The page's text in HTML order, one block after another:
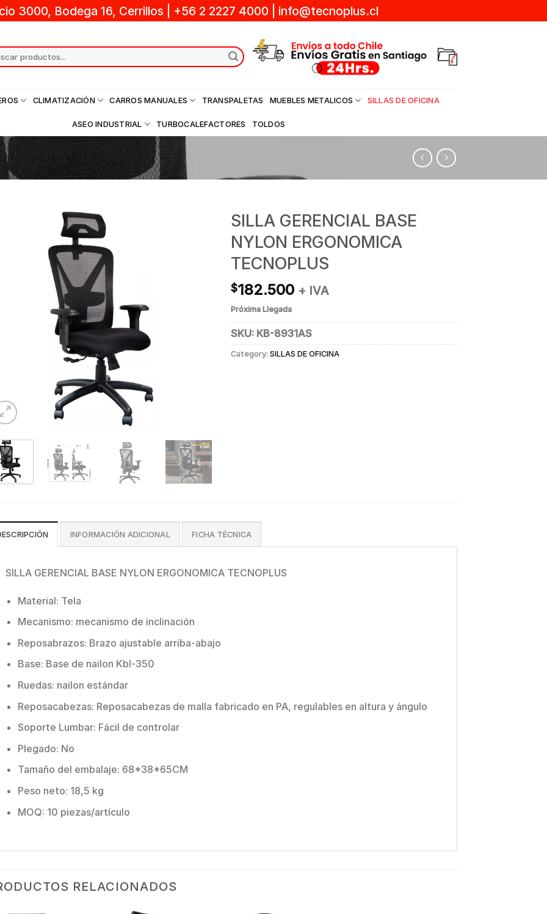
3000, Bodega 16, Cerrillos +56 2 2227 4000 info@tecnoplus.cl
CLIMATIZACIÓN CARROS MANUALES TRANSPALETAS MUEBLES METALICOS SILLAS DE OFICINA
ASEO INDUSTRIAL TURBOCALEFACTORES TOLDOS
SILLA GERENCIAL BASE
NYLON ERGONOMICA
TECNOPLUS
$182.500 + IVA
Próxima Llegada
SKU: KB-8931AS
Category:SILLAS DE OFICINA
INFORMACIÓN ADICIONAL FICHA TÉCNICA
SILLA GERENCIAL BASE NYLON ERGONOMICA TECNOPLUS
Material: Tela
Mecanismo: mecanismo de inclinación
Reposabrazos: Brazo ajustable arriba-abajo
Base: Base de nailon Kbl-350
Ruedas: nailon estándar
Reposacabezas: Reposacabezas de malla fabricado en PA, regulables en altura y ángulo
Soporte Lumbar: Fácil de controlar
Plegado: No
Tamaño del embalaje: 68*38*65CM
Peso neto: 18,5 kg
MOQ: 10 piezas/artículo
RELACIONADOS